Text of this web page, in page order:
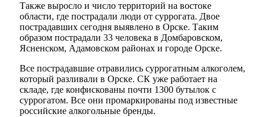
Также выросло и число территорий на востоке
области, где пострадали люди от суррогата. Двое
пострадавших сегодня выявлено в Орске. Таким
образом пострадали 33 человека в Домбаровском,
Ясненском, Адамовском районах и городе Орске.
Все пострадавшие отравились суррогатным алкоголем,
который разливали в Орске. СК уже работает на
складе, где конфискованы почти 1300 бутылок с
суррогатом. Все они промаркированы под известные
российские алкогольные бренды.